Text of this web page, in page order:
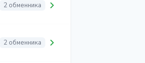
2 обменника
2 обменника